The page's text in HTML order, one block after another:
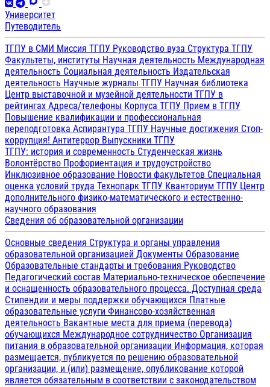
Университет
Путеводитель
ТГПУ в СМИ Миссия ТГПУ Руководство вуза Структура ТГПУ
Факультеты, институты Научная деятельность Международная
деятельность Социальная деятельность Издательская
деятельность Научные журналы ТГПУ Научная библиотека
Центр выставочной и музейной деятельности ТГПУ в
рейтингах Адреса/телефоны Корпуса ТГПУ Прием в ТГПУ
Повышение квалификации и профессиональная
переподготовка Аспирантура ТГПУ Научные достижения Стоп-
коррупция! Антитеррор Выпускники ТГПУ
ТГПУ: история и современность Студенческая жизнь
Волонтёрство Профориентация и трудоустройство
Инклюзивное образование Новости факультетов Специальная
оценка условий труда Технопарк ТГПУ Кванториум ТГПУ Центр
дополнительного физико-математического и естественно-
научного образования
Сведения об образовательной организации
Основные сведения Структура и органы управления
образовательной организацией Документы Образование
Образовательные стандарты и требования Руководство
Педагогический состав Материально-техническое обеспечение
и оснащенность образовательного процесса. Доступная среда
Стипендии и меры поддержки обучающихся Платные
образовательные услуги Финансово-хозяйственная
деятельность Вакантные места для приема (перевода)
обучающихся Международное сотрудничество Организация
питания в образовательной организации Информация, которая
размещается, публикуется по решению образовательной
организации, и (или) размещение, опубликование которой
является обязательным в соответствии с законодательством